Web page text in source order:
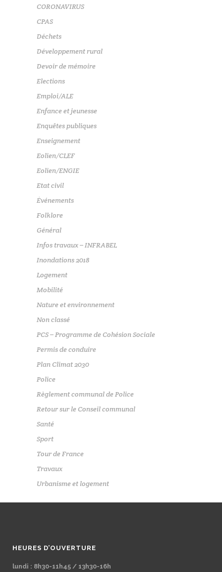
CORONAVIRUS
CPAS
Déchets
Développement rural
Devoir de mémoire
Elections
Emploi/ALE
Enfance et jeunesse
Enquêtes publiques
Enseignement
Eolien/CLEF
Eolien/ENGIE
Etat civil
Événements
Folklore
Général
Infos travaux – INFRABEL
Inondations 2018
Logement
Mobilité
Nature et environnement
Non classé
PCS – Programme de Cohésion Sociale
Permis de conduire
Plan Climat 2030
Police
Règlement communal de Police
Retour sur le Conseil communal
Santé
Sport
Tour de France
Travaux
Urbanisme et logement
HEURES D’OUVERTURE
lundi : 8h30-11h45 / 13h30-16h